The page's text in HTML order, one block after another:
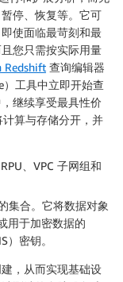
停、恢复等。它可
使面临最苛刻和最
您只需按实际用量
Redshift 查询编辑器
工具中立即开始查
继续享受最具性价
计算与存储分开，并
、VPC 子网组和
集合。它将数据对象
用于加密数据的
）密钥。
，从而实现基础设